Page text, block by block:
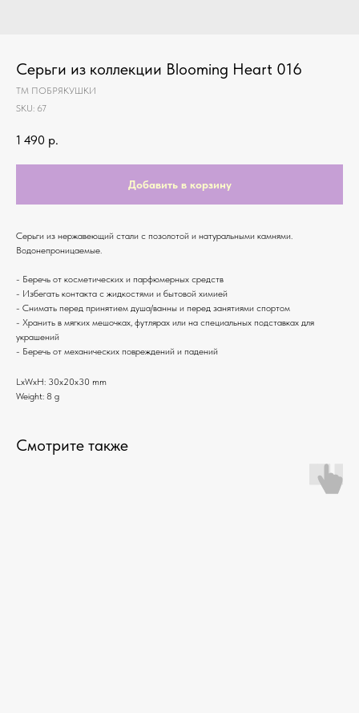
Серьги из коллекции Blooming Heart 016
ТМ ПОБРЯКУШКИ
SKU: 67
1 490 р.
Добавить в корзину
Серьги из нержавеющий стали с позолотой и натуральными камнями.
Водонепроницаемые.
- Беречь от косметических и парфюмерных средств
- Избегать контакта с жидкостями и бытовой химией
- Снимать перед принятием душа/ванны и перед занятиями спортом
- Хранить в мягких мешочках, футлярах или на специальных подставках для
украшений
- Беречь от механических повреждений и падений
LxWxH: 30x20x30 mm
Weight: 8 g
Смотрите также